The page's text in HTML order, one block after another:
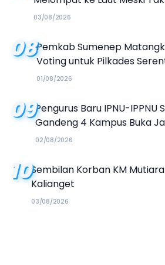
03/08/2026
08Pemkab Sumenep
Voting untuk Pilkades
01/08/2026
09Pengurus Baru IPNU-IPPNU
Gandeng 4 Kampus Buka
02/08/2026
10Sembilan Korban KM
Kalianget
03/08/2026